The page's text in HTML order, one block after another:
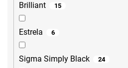
Brilliant 15
Estrela 6
Sigma Simply Black 24